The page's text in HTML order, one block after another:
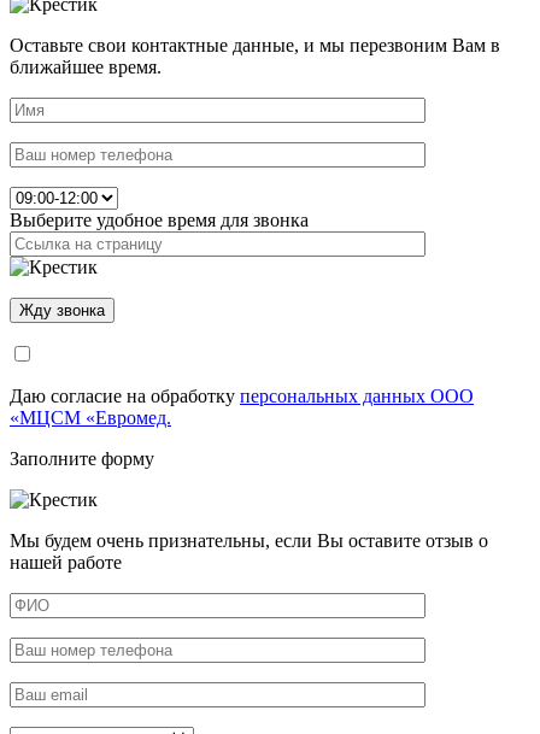
Оставьте свои контактные данные, и мы перезвоним Вам в
ближайшее время.
Выберите удобное время для звонка
Даю согласие на обработку персональных данных ООО
«МЦСМ «Евромед.
Заполните форму
Мы будем очень признательны, если Вы оставите отзыв о
нашей работе